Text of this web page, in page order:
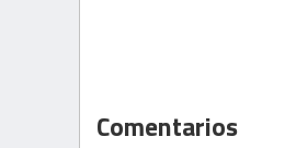
Comentarios